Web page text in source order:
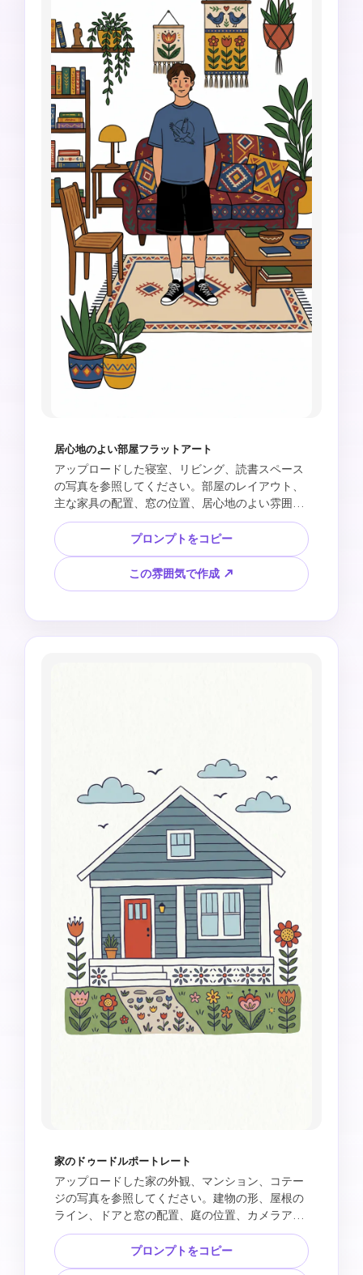
居心地のよい部屋フラットアート
アップロードした寝室、リビング、読書スペース
の写真を参照してください。部屋のレイアウト、
主な家具の配置、窓の位置、居心地のよい雰囲気
を保ちます。シンプルな家具、手描き風の植物、
模様入りのラグ、遊び心のあるウォールアート、
元の部屋とは違う明るい色、白い紙の質感を使っ
て、画像全体を装飾的なフォークアート風フラッ
トイラストに変換してください。かわいく、あた
します。4:5の縦長構図。フォトリアルな影、散ら
かった棚、歪んだ家具、読めない文字、ブランド
プロンプトをコピー
この雰囲気で作成 ↗
家のドゥードルポートレート
アップロードした家の外観、マンション、コテー
ジの写真を参照してください。建物の形、屋根の
ライン、ドアと窓の配置、庭の位置、カメラアン
グルを保ちます。フラットな形、明るい手作り風
の色、少し不完全な線、装飾的な花、雲、鳥、白
い紙の背景で、魅力的なフォークアート風の家イ
プロンプトをコピー